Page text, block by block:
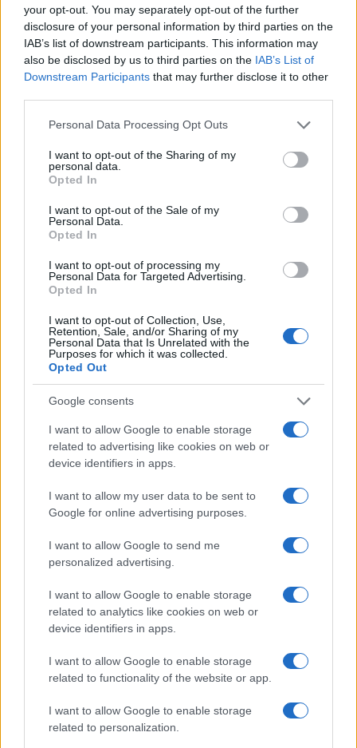
your opt-out. You may separately opt-out of the further
disclosure of your personal information by third parties on the
IAB’s list of downstream participants. This information may
also be disclosed by us to third parties on the IAB’s List of
Downstream Participants that may further disclose it to other
Please note that this website/app uses one or more Google
not limited to your visit or usage behaviour. You may click to
grant or deny consent to Google and its third-party tags to
use your data for below specified purposes in below Google
consent section.
Personal Data Processing Opt Outs
I want to opt-out of the Sharing of my
personal data.
Opted In
I want to opt-out of the Sale of my
Personal Data.
Opted In
I want to opt-out of processing my
Personal Data for Targeted Advertising.
Opted In
I want to opt-out of Collection, Use,
Retention, Sale, and/or Sharing of my
Personal Data that Is Unrelated with the
Purposes for which it was collected.
Opted Out
Google consents
I want to allow Google to enable storage
related to advertising like cookies on web or
device identifiers in apps.
I want to allow my user data to be sent to
Google for online advertising purposes.
I want to allow Google to send me
personalized advertising.
I want to allow Google to enable storage
related to analytics like cookies on web or
device identifiers in apps.
I want to allow Google to enable storage
related to functionality of the website or app.
I want to allow Google to enable storage
related to personalization.
daGoogle News
Condividi l'articolo
F
ce
b
o
o
k
T
it
te
r
Pi
te
st
W
at
A
p
S
h
a
nuove aule nelle scuole di Olbia
Incidente sulla provinciale 125, paura tra Olbia e
Incidente sulla strada provinciale ad Arzachena,
un ferito
Sangue, musica e solidarietà con Avis Olbia al
Meteo Olbia 9 agosto, temperature in calo
va avanti: “Sicilia, ci sono”
Jovanotti, Gabry Ponte e Alfa: Olbia ombelico del
mondo per una notte